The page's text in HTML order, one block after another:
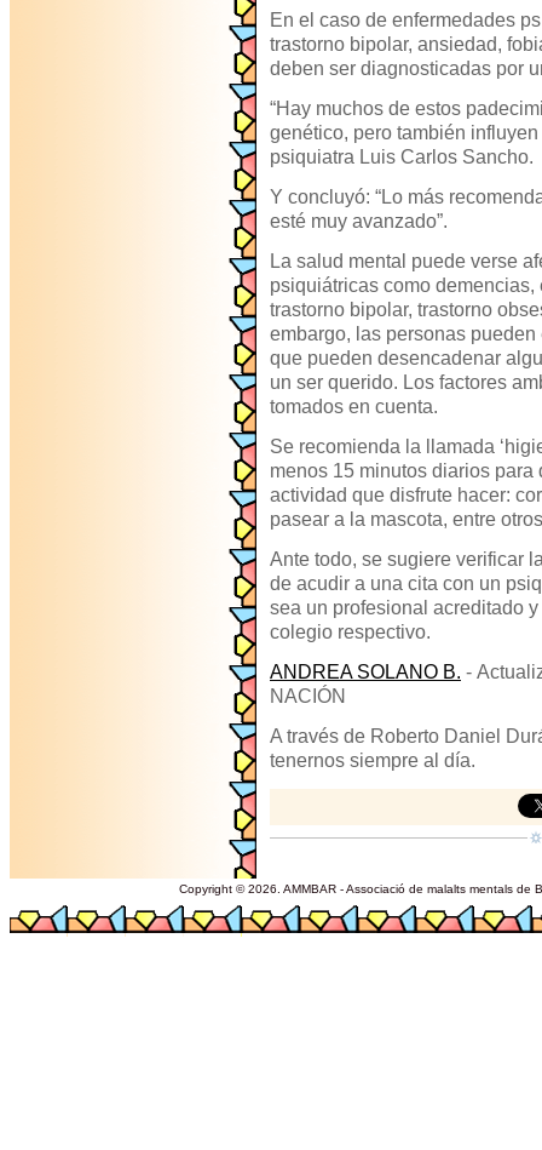
En el caso de enfermedades
trastorno bipolar, ansiedad,
deben ser diagnosticadas por
“Hay muchos de estos
genético, pero también
psiquiatra Luis Carlos Sancho.
Y concluyó: “Lo más
esté muy avanzado”.
La salud mental puede verse
psiquiátricas como
trastorno bipolar, trastorno
embargo, las personas
que pueden desencadenar
un ser querido. Los factores
tomados en cuenta.
Se recomienda la llamada
menos 15 minutos diarios
actividad que disfrute hacer:
pasear a la mascota, entre
Ante todo, se sugiere verificar
de acudir a una cita con un
sea un profesional acreditado
colegio respectivo.
ANDREA SOLANO B. -
NACIÓN
A través de Roberto Daniel
tenernos siempre al día.
Copyright © 2026. AMMBAR - Associació de malalts mentals de